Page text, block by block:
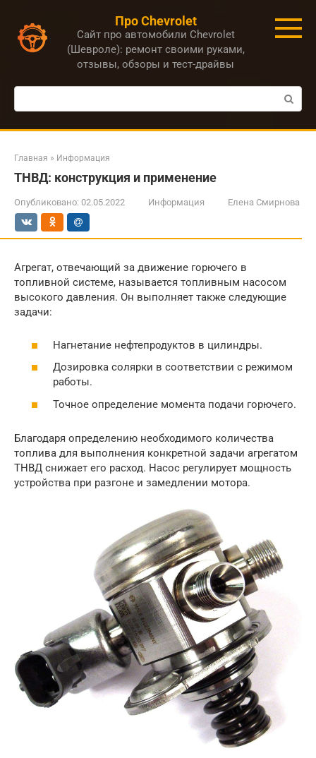
контенту
Про Chevrolet
Сайт про автомобили Chevrolet
(Шевроле): ремонт своими руками,
отзывы, обзоры и тест-драйвы
Поиск:
Главная » Информация
ТНВД: конструкция и применение
Опубликовано: 02.05.2022 Информация Елена Смирнова
Агрегат, отвечающий за движение горючего в
топливной системе, называется топливным насосом
высокого давления. Он выполняет также следующие
задачи:
Нагнетание нефтепродуктов в цилиндры.
Дозировка солярки в соответствии с режимом
работы.
Точное определение момента подачи горючего.
Благодаря определению необходимого количества
топлива для выполнения конкретной задачи агрегатом
ТНВД снижает его расход. Насос регулирует мощность
устройства при разгоне и замедлении мотора.